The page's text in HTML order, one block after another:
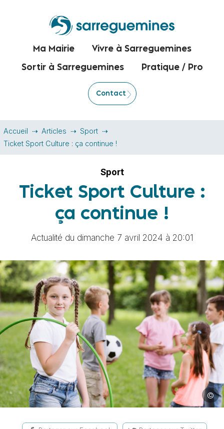
Ma Mairie Vivre à Sarreguemines
Sortir à Sarreguemines Pratique / Pro
Contact
Accueil Articles
Sport
Ticket Sport Culture : ça continue !
Sport
Ticket Sport Culture :
ça continue !
Actualité du dimanche 7 avril 2024 à 20:01
Image
©